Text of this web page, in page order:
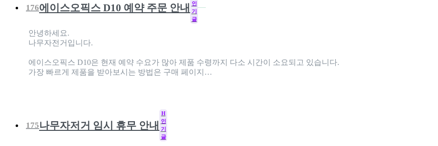
176에이스오픽스 D10 예약 주문 안내
인
기
글
안녕하세요.
나무자전거입니다.
에이스오픽스 D10은 현재 예약 수요가 많아 제품 수령까지 다소 시간이 소요되고 있습니다.
가장 빠르게 제품을 받아보시는 방법은 구매 페이지…
175나무자저거 임시 휴무 안내
H
인
기
글